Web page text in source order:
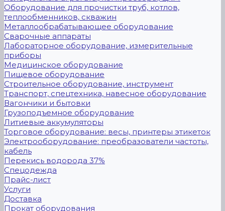
Оборудование для прочистки труб, котлов,
теплообменников, скважин
Металлообрабатывающее оборудование
Сварочные аппараты
Лабораторное оборудование, измерительные
приборы
Медицинское оборудование
Пищевое оборудование
Строительное оборудование, инструмент
Транспорт, спецтехника, навесное оборудование
Вагончики и бытовки
Грузоподъемное оборудование
Литиевые аккумуляторы
Торговое оборудование: весы, принтеры этикеток
Электрооборудование: преобразователи частоты,
кабель
Перекись водорода 37%
Спецодежда
Прайс-лист
Услуги
Доставка
Прокат оборудования